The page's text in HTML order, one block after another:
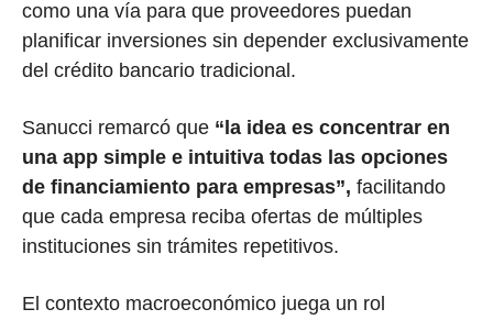
como una vía para que proveedores puedan
planificar inversiones sin depender exclusivamente
del crédito bancario tradicional.
Sanucci remarcó que “la idea es concentrar en
una app simple e intuitiva todas las opciones
de financiamiento para empresas”, facilitando
que cada empresa reciba ofertas de múltiples
instituciones sin trámites repetitivos.
El contexto macroeconómico juega un rol